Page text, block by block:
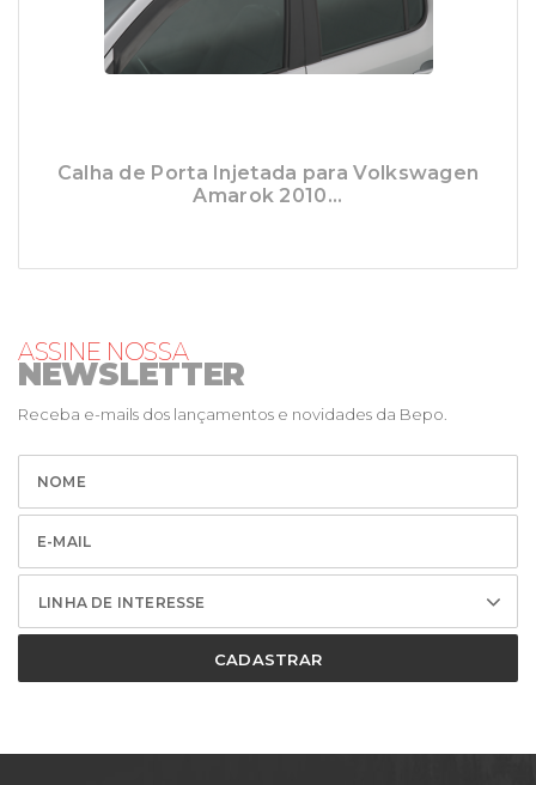
Calha de Porta Injetada para Volkswagen
Amarok 2010...
ASSINE NOSSA
NEWSLETTER
Receba e-mails dos lançamentos e novidades da Bepo.
LINHA DE INTERESSE
CADASTRAR